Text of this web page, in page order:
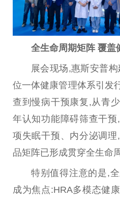
全生命周期矩阵 覆盖
展会现场,惠斯安普
位一体健康管理体系引发
查到慢病干预康复,从青
年认知功能障碍筛查干
项失眠干预、内分泌调
品矩阵已形成贯穿全生命
特别值得注意的是,
成为焦点:HRA多模态健